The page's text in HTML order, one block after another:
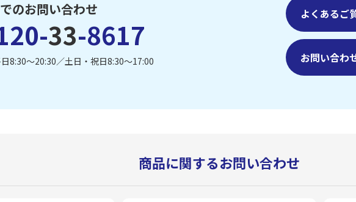
のお問い合わせ
33-8617
8:30〜20:30／土日・祝日8:30〜17:00
よくあるご
お問い合わ
商品に関するお問い合わせ